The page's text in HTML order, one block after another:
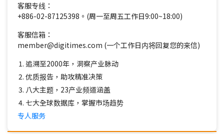
客服专线：
+886-02-87125398。(周一至周五工作日9:00~18:00)
客服信箱：
member@digitimes.com (一个工作日内将回复您的来信)
追溯至2000年，洞察产业脉动
优质报告，助攻精准决策
八大主题，23产业频道涵盖
七大全球数据库，掌握市场趋势
专人服务